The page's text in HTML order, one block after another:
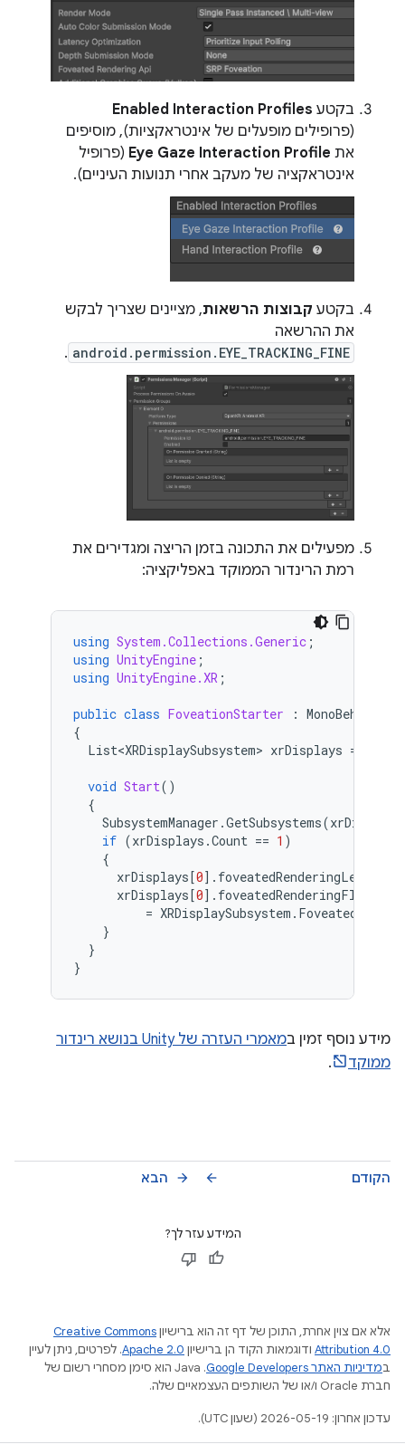
בקטע Enabled Interaction Profiles
(פרופילים מופעלים של אינטראקציות), מוסיפים
את Eye Gaze Interaction Profile (פרופיל
אינטראקציה של מעקב אחרי תנועות העיניים).
בקטע קבוצות הרשאות, מציינים שצריך לבקש
את ההרשאה
android.permission.EYE_TRACKING_FINE
.
מפעילים את התכונה בזמן הריצה ומגדירים את
רמת הרינדור הממוקד באפליקציה:
using System.Collections.Generic ;
using UnityEngine ;
using UnityEngine.XR ;
public class FoveationStarter : MonoBehaviour
{
List<XRDisplaySubsystem> xrDisplays =
void Start()
{
SubsystemManager .GetSubsystems(xrDisplays
if (xrDisplays .Count == 1 )
{
xrDisplays[0]. foveatedRenderingLevel
xrDisplays[0]. foveatedRenderingFlags
= XRDisplaySubsystem .
}
}
}
מידע נוסף זמין ב
מאמרי העזרה של Unity בנושא רינדור
ממוקד
.
הקודם arrow_back הבא arrow_forward
המידע עזר לך?
אלא אם צוין אחרת, התוכן של דף זה הוא ברישיוןCreative Commons
Attribution 4.0 ודוגמאות הקוד הן ברישיון Apache 2.0. לפרטים, ניתן לעיין
במדיניות האתר Google Developers‏
.‏ Java הוא סימן מסחרי רשום של
חברת Oracle ו/או של השותפים העצמאיים שלה.
עדכון אחרון: 2026-05-19 (שעון UTC).